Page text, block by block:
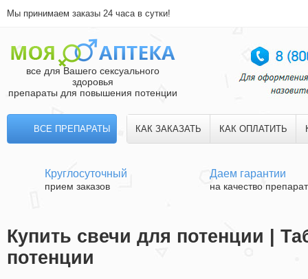
Мы принимаем заказы 24 часа в сутки!
все для Вашего сексуального
здоровья
препараты для повышения потенции
ВСЕ ПРЕПАРАТЫ КАК ЗАКАЗАТЬ КАК ОПЛАТИТЬ
Круглосуточный
прием заказов
Даем гарантии
на качество
Купить свечи для потенции |
потенции